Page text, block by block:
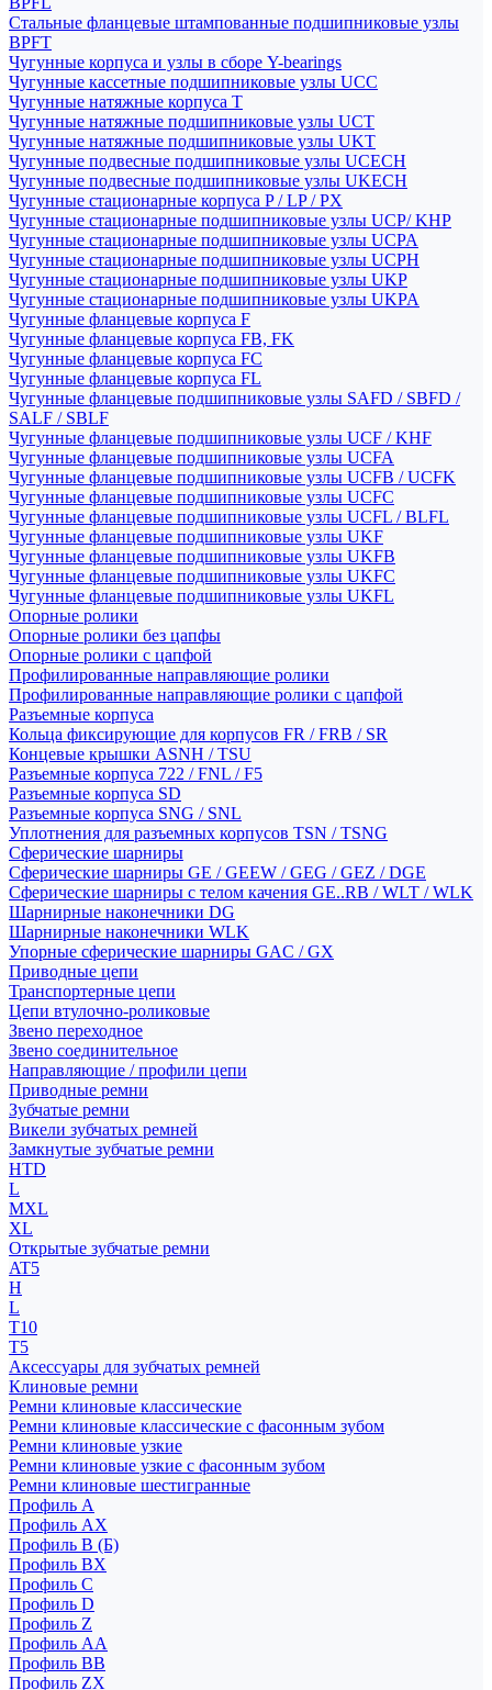
Стальные фланцевые штампованные подшипниковые узлы
BPFT
Чугунные корпуса и узлы в сборе Y-bearings
Чугунные кассетные подшипниковые узлы UCC
Чугунные натяжные корпуса T
Чугунные натяжные подшипниковые узлы UCT
Чугунные натяжные подшипниковые узлы UKT
Чугунные подвесные подшипниковые узлы UCECH
Чугунные подвесные подшипниковые узлы UKECH
Чугунные стационарные корпуса P / LP / PX
Чугунные стационарные подшипниковые узлы UCP/ KHP
Чугунные стационарные подшипниковые узлы UCPA
Чугунные стационарные подшипниковые узлы UCPH
Чугунные стационарные подшипниковые узлы UKP
Чугунные стационарные подшипниковые узлы UKPA
Чугунные фланцевые корпуса F
Чугунные фланцевые корпуса FB, FK
Чугунные фланцевые корпуса FC
Чугунные фланцевые корпуса FL
Чугунные фланцевые подшипниковые узлы SAFD / SBFD /
SALF / SBLF
Чугунные фланцевые подшипниковые узлы UCF / KHF
Чугунные фланцевые подшипниковые узлы UCFA
Чугунные фланцевые подшипниковые узлы UCFB / UCFK
Чугунные фланцевые подшипниковые узлы UCFC
Чугунные фланцевые подшипниковые узлы UCFL / BLFL
Чугунные фланцевые подшипниковые узлы UKF
Чугунные фланцевые подшипниковые узлы UKFB
Чугунные фланцевые подшипниковые узлы UKFC
Чугунные фланцевые подшипниковые узлы UKFL
Опорные ролики
Опорные ролики без цапфы
Опорные ролики с цапфой
Профилированные направляющие ролики
Профилированные направляющие ролики с цапфой
Разъемные корпуса
Кольца фиксирующие для корпусов FR / FRB / SR
Концевые крышки ASNH / TSU
Разъемные корпуса 722 / FNL / F5
Разъемные корпуса SD
Разъемные корпуса SNG / SNL
Уплотнения для разъемных корпусов TSN / TSNG
Сферические шарниры
Сферические шарниры GE / GEEW / GEG / GEZ / DGE
Сферические шарниры с телом качения GE..RB / WLT / WLK
Шарнирные наконечники DG
Шарнирные наконечники WLK
Упорные сферические шарниры GAC / GX
Приводные цепи
Транспортерные цепи
Цепи втулочно-роликовые
Звено переходное
Звено соединительное
Направляющие / профили цепи
Приводные ремни
Зубчатые ремни
Викели зубчатых ремней
Замкнутые зубчатые ремни
HTD
L
MXL
XL
Открытые зубчатые ремни
AT5
H
L
T10
T5
Аксессуары для зубчатых ремней
Клиновые ремни
Ремни клиновые классические
Ремни клиновые классические с фасонным зубом
Ремни клиновые узкие
Ремни клиновые узкие с фасонным зубом
Ремни клиновые шестигранные
Профиль A
Профиль AX
Профиль B (Б)
Профиль BX
Профиль C
Профиль D
Профиль Z
Профиль АА
Профиль BB
Профиль ZX